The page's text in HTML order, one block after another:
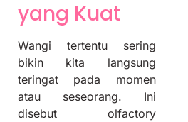
yang Kuat
Wangi tertentu sering
bikin kita langsung
teringat pada momen
atau seseorang. Ini
disebut olfactory